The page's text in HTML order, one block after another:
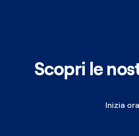
Scopri le
Inizia ora